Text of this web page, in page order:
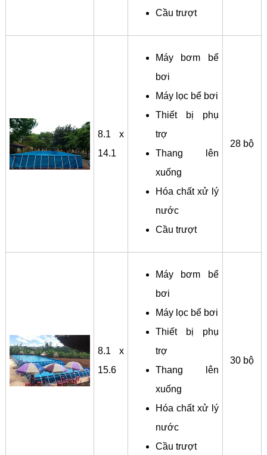
Cầu trượt
8.1 x
14.1
Máy bơm bể
bơi
Máy lọc bể bơi
Thiết bị phụ
trợ
Thang lên
xuống
Hóa chất xử lý
nước
Cầu trượt
28 bộ
8.1 x
15.6
Máy bơm bể
bơi
Máy lọc bể bơi
Thiết bị phụ
trợ
Thang lên
xuống
Hóa chất xử lý
nước
Cầu trượt
30 bộ